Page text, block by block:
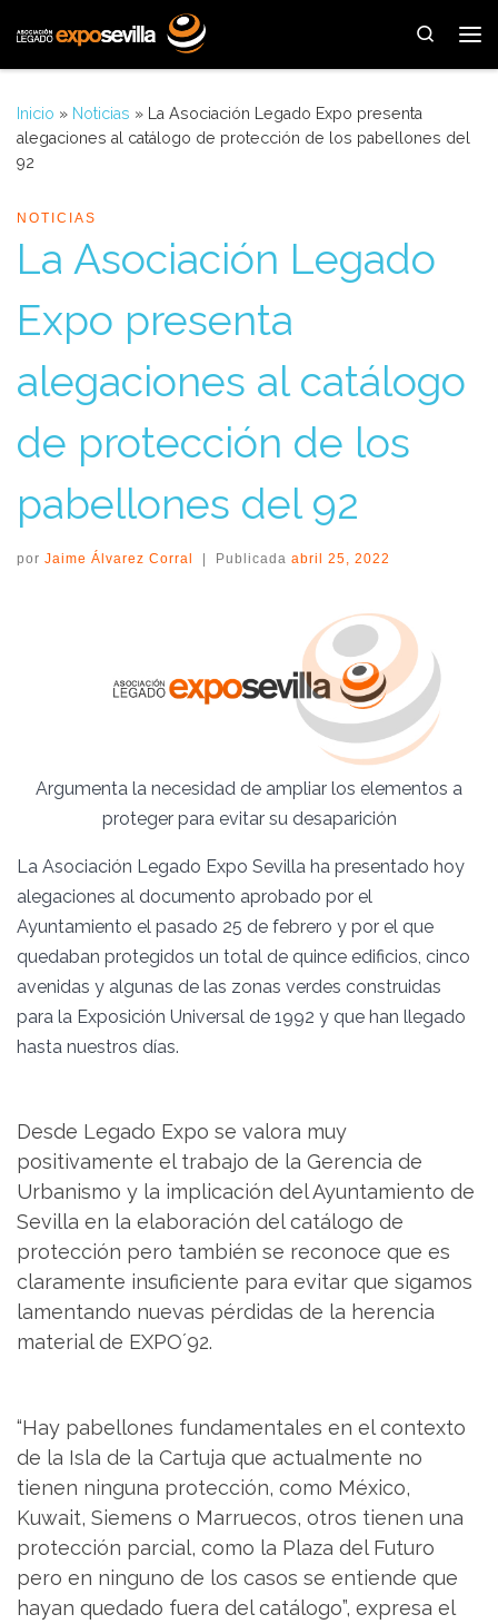
Saltar al contenido
Search
Inicio » Noticias »
La Asociación Legado Expo presenta
alegaciones al catálogo de protección de los pabellones del
92
NOTICIAS
La Asociación Legado
Expo presenta
alegaciones al catálogo
de protección de los
pabellones del 92
por Jaime Álvarez Corral | Publicada abril 25, 2022
Argumenta la necesidad de ampliar los elementos a
proteger para evitar su desaparición
La Asociación Legado Expo Sevilla ha presentado hoy
alegaciones al documento aprobado por el
Ayuntamiento el pasado 25 de febrero y por el que
quedaban protegidos un total de quince edificios, cinco
avenidas y algunas de las zonas verdes construidas
para la Exposición Universal de 1992 y que han llegado
hasta nuestros días.
Desde Legado Expo se valora muy
positivamente el trabajo de la Gerencia de
Urbanismo y la implicación del Ayuntamiento de
Sevilla en la elaboración del catálogo de
protección pero también se reconoce que es
claramente insuficiente para evitar que sigamos
lamentando nuevas pérdidas de la herencia
material de EXPO´92.
“Hay pabellones fundamentales en el contexto
de la Isla de la Cartuja que actualmente no
tienen ninguna protección, como México,
Kuwait, Siemens o Marruecos, otros tienen una
protección parcial, como la Plaza del Futuro
pero en ninguno de los casos se entiende que
hayan quedado fuera del catálogo”, expresa el